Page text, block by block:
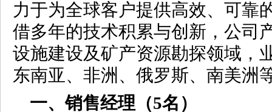
力于为全球客户提供高效、可靠
借多年的技术积累与创新，公司
设施建设及矿产资源勘探领域，
东南亚、非洲、俄罗斯、南美洲
一、销售经理（5名）